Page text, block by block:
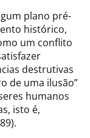
plano pré-
histórico,
um conflito
destrutivas
de uma ilusão”
humanos
isto é,